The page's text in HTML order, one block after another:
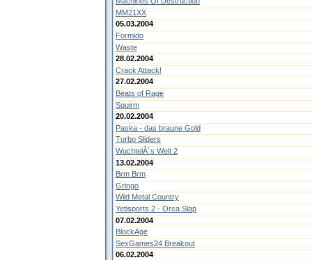
MM21XX
05.03.2004
Formido
Waste
28.02.2004
Crack Attack!
27.02.2004
Beats of Rage
Squirm
20.02.2004
Paska - das braune Gold
Turbo Sliders
WuchtelÂ´s Welt 2
13.02.2004
Brm Brm
Gringo
Wild Metal Country
Yetisports 2 - Orca Slap
07.02.2004
BlockAge
SexGames24 Breakout
06.02.2004